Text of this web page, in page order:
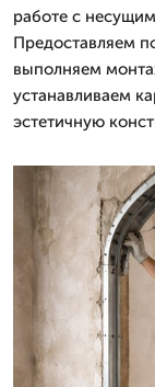
работе с
Предоставляем
выполняем
устанавливаем
эстетичную